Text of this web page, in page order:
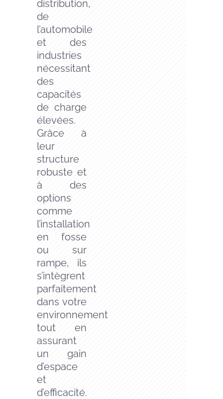
distribution,
de
l’automobile
et des
industries
nécessitant
des
capacités
de charge
élevées.
Grâce à
leur
structure
robuste et
à des
options
comme
l’installation
en fosse
ou sur
rampe, ils
s’intègrent
parfaitement
dans votre
environnement
tout en
assurant
un gain
d’espace
et
d’efficacité.